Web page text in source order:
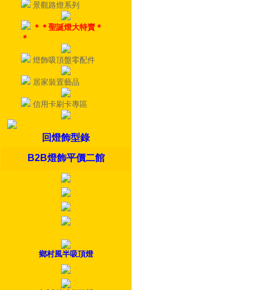
景觀路燈系列
＊＊聖誕燈大特賣＊
＊
燈飾吸頂盤零配件
居家裝置藝品
信用卡刷卡專區
回燈飾型錄
B2B燈飾平價二館
鄉村風半吸頂燈